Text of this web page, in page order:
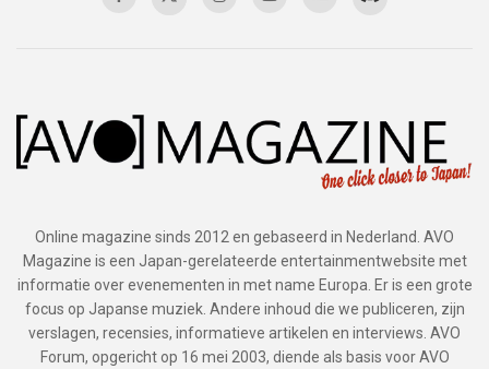
Online magazine sinds 2012 en gebaseerd in Nederland. AVO
Magazine is een Japan-gerelateerde entertainmentwebsite met
informatie over evenementen in met name Europa. Er is een grote
focus op Japanse muziek. Andere inhoud die we publiceren, zijn
verslagen, recensies, informatieve artikelen en interviews. AVO
Forum, opgericht op 16 mei 2003, diende als basis voor AVO